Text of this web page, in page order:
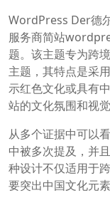
WordPress Der德
服务商简站
题。该主题专为跨
主题，其特点是采
示红色文化或具有
站的文化氛围和视觉
从多个证据中可以
中被多次提及，并
种设计不仅适用于
要突出中国文化元